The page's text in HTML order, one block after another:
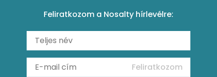
Carbonara
Shakshuka
Ratatouille
Mexikói húsleves kukorica salsával
Almás-kéksajtos kukoricasaláta
Köretek
Reggeli receptek
Feliratkozom a Nosalty hírlevélre:
Feliratkozom